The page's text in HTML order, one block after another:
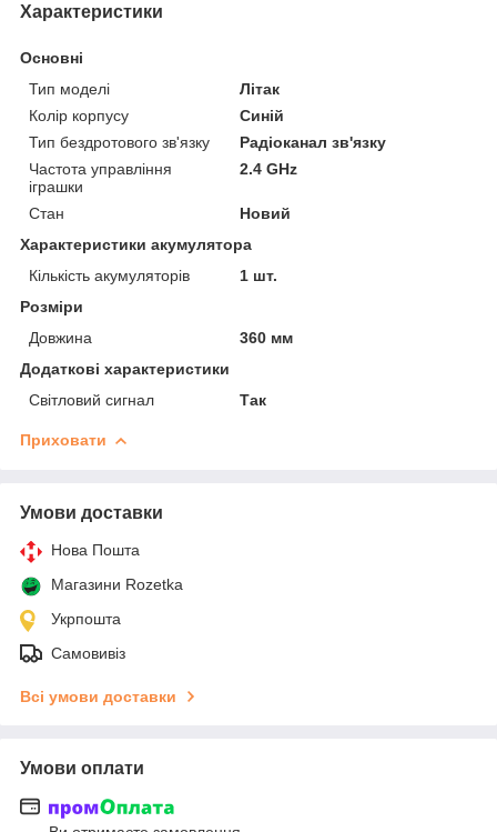
Характеристики
Основні
Тип моделі
Літак
Колір корпусу
Синій
Тип бездротового зв'язку
Радіоканал зв'язку
Частота управління
іграшки
2.4 GHz
Стан
Новий
Характеристики акумулятора
Кількість акумуляторів
1 шт.
Розміри
Довжина
360 мм
Додаткові характеристики
Світловий сигнал
Так
Приховати
Умови доставки
Нова Пошта
Магазини Rozetka
Укрпошта
Самовивіз
Всі умови доставки
Умови оплати